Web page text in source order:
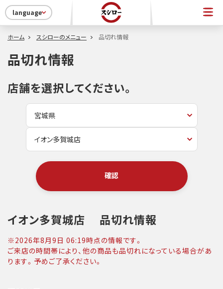
language
ホーム スシローのメニュー 品切れ情報
品切れ情報
店舗を選択してください。
確認
イオン多賀城店 品切れ情報
※ 2026年8月9日 06:19時点の情報です。
ご来店の時間帯により、他の商品も品切れになっている場合があ
ります。予めご了承ください。